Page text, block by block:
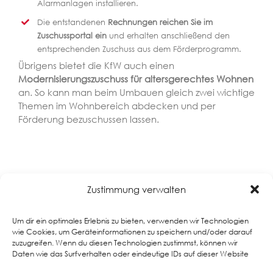
Zustimmung verwalten
Um dir ein optimales Erlebnis zu bieten, verwenden wir Technologien
wie Cookies, um Geräteinformationen zu speichern und/oder darauf
zuzugreifen. Wenn du diesen Technologien zustimmst, können wir
Daten wie das Surfverhalten oder eindeutige IDs auf dieser Website
Alarmanlagen installieren.
Die entstandenen Rechnungen reichen Sie im
Zuschussportal ein und erhalten anschließend den
entsprechenden Zuschuss aus dem Förderprogramm.
Übrigens bietet die KfW auch einen
Modernisierungszuschuss für altersgerechtes Wohnen
an. So kann man beim Umbauen gleich zwei wichtige
Themen im Wohnbereich abdecken und per
Förderung bezuschussen lassen.